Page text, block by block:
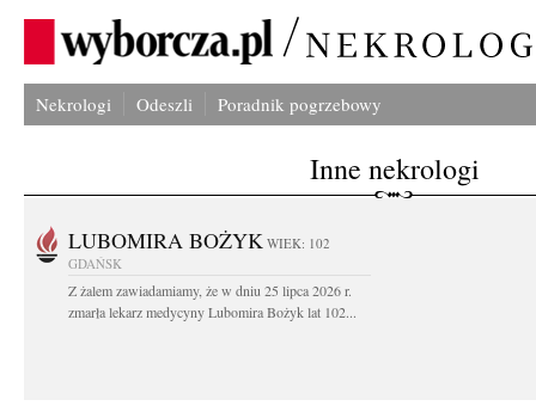
Nekrologi Odeszli Poradnik pogrzebowy
Inne nekrologi
LUBOMIRA BOŻYK WIEK: 102
GDAŃSK
Z żalem zawiadamiamy, że w dniu 25 lipca 2026 r.
zmarła lekarz medycyny Lubomira Bożyk lat 102...